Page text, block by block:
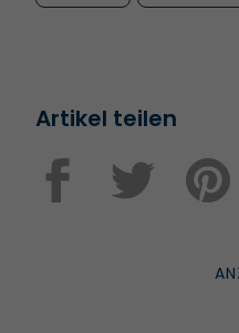
Artikel teilen